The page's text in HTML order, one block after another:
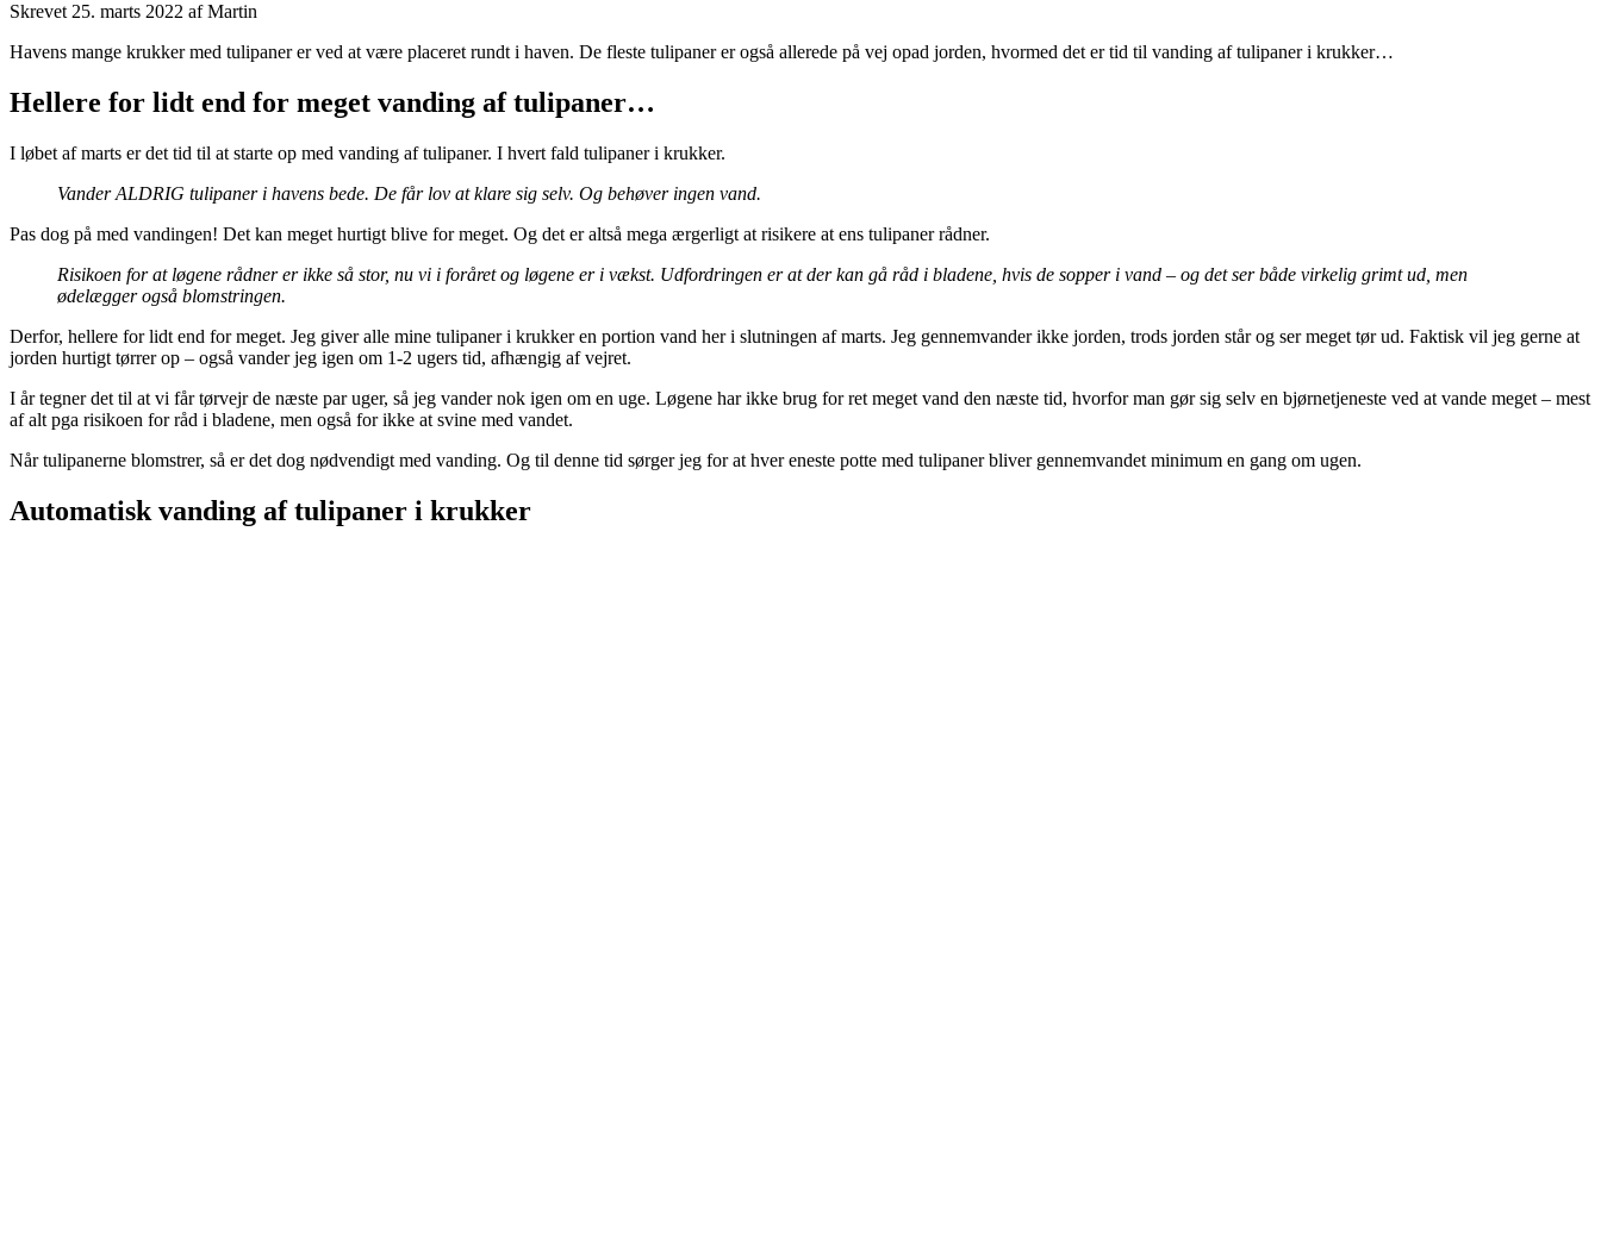
Skrevet 25. marts 2022 afMartin
Havens mange krukker med tulipaner er ved at være placeret rundt i haven. De fleste tulipaner er også allerede på vej opad jorden, hvormed det er tid til vanding af tulipaner i krukker…
Hellere for lidt end for meget vanding af tulipaner…
I løbet af marts er det tid til at starte op med vanding af tulipaner. I hvert fald tulipaner i krukker.
Vander ALDRIG tulipaner i havens bede. De får lov at klare sig selv. Og behøver ingen vand.
Pas dog på med vandingen! Det kan meget hurtigt blive for meget. Og det er altså mega ærgerligt at risikere at ens tulipaner rådner.
Risikoen for at løgene rådner er ikke så stor, nu vi i foråret og løgene er i vækst. Udfordringen er at der kan gå råd i bladene, hvis de sopper i vand – og det ser både virkelig grimt ud, men
ødelægger også blomstringen.
Derfor, hellere for lidt end for meget. Jeg giver alle mine tulipaner i krukker en portion vand her i slutningen af marts. Jeg gennemvander ikke jorden, trods jorden står og ser meget tør ud. Faktisk vil jeg gerne at
jorden hurtigt tørrer op – også vander jeg igen om 1-2 ugers tid, afhængig af vejret.
I år tegner det til at vi får tørvejr de næste par uger, så jeg vander nok igen om en uge. Løgene har ikke brug for ret meget vand den næste tid, hvorfor man gør sig selv en bjørnetjeneste ved at vande meget – mest
af alt pga risikoen for råd i bladene, men også for ikke at svine med vandet.
Når tulipanerne blomstrer, så er det dog nødvendigt med vanding. Og til denne tid sørger jeg for at hver eneste potte med tulipaner bliver gennemvandet minimum en gang om ugen.
Automatisk vanding af tulipaner i krukker